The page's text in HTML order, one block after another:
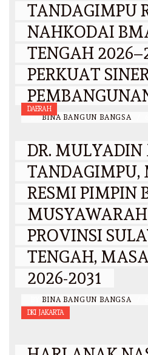
TANDAGIMPU
NAHKODAI
TENGAH
PERKUAT
BY BINA BANGUN BANGSA
DAERAH
DR.
TANDAGIMPU,
RESMI PIMPIN
PROVINSI
TENGAH,
2026-2031
BINA BANGUN BANGSA
DKI JAKARTA